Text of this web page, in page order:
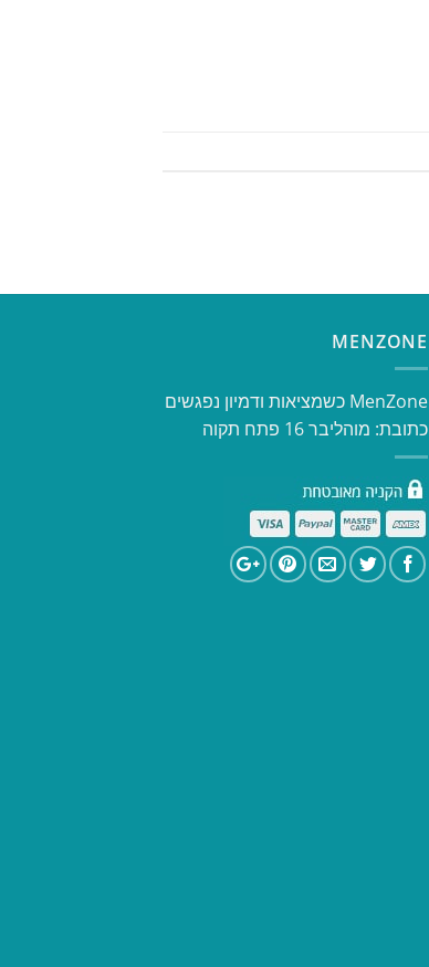
MENZONE
​​MenZone כשמציאות ודמיון נפגשים​
כתובת: מוהליבר 16 פתח תקוה